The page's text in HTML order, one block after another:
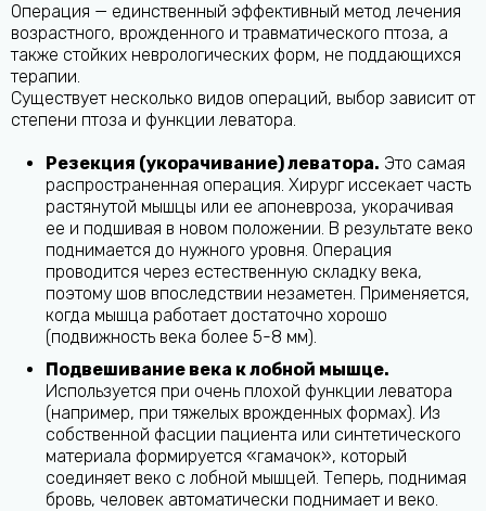
Операция — единственный эффективный метод лечения
возрастного, врожденного и травматического птоза, а
также стойких неврологических форм, не поддающихся
терапии.
Существует несколько видов операций, выбор зависит от
степени птоза и функции леватора.
Резекция (укорачивание) леватора. Это самая
распространенная операция. Хирург иссекает часть
растянутой мышцы или ее апоневроза, укорачивая
ее и подшивая в новом положении. В результате веко
поднимается до нужного уровня. Операция
проводится через естественную складку века,
поэтому шов впоследствии незаметен. Применяется,
когда мышца работает достаточно хорошо
(подвижность века более 5-8 мм).
Подвешивание века к лобной мышце.
Используется при очень плохой функции леватора
(например, при тяжелых врожденных формах). Из
собственной фасции пациента или синтетического
материала формируется «гамачок», который
соединяет веко с лобной мышцей. Теперь, поднимая
бровь, человек автоматически поднимает и веко.